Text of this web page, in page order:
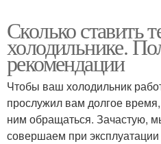
Сколько ставить
холодильнике.
рекомендации
Чтобы ваш холодильник
прослужил вам долгое
ним обращаться. Зачастую,
совершаем при